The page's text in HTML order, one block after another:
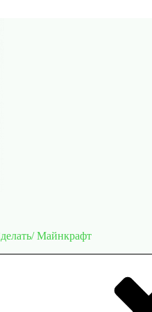
Майнкрафт